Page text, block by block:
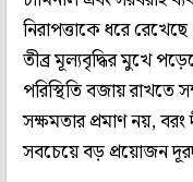
নিরাপত্তাকে ধরে
তীব্র মূল্যবৃদ্ধির মুখে
পরিস্থিতি বজায় রাখতে
সক্ষমতার প্রমাণ নয়,
সবচেয়ে বড় প্রয়োজন